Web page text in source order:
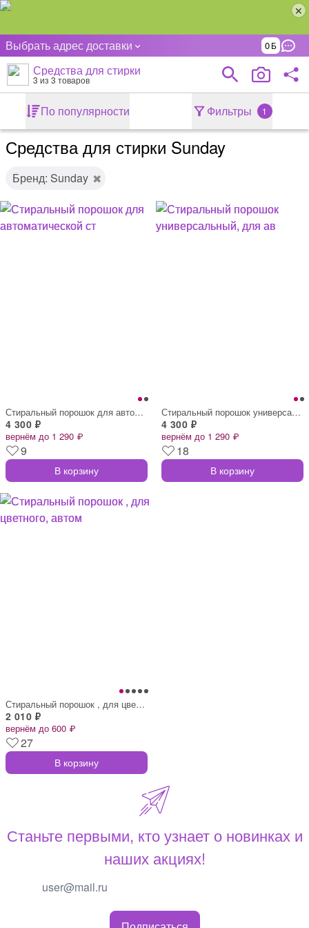
Выбрать адрес доставки 0
Средства для стирки
3 из 3 товаров
По популярности Фильтры 1
Средства для стирки Sunday
Бренд: Sunday
Стиральный порошок для автоматической ст
4 300 ₽
вернём до 1 290 ₽
9
В корзину
Стиральный порошок универсальный, для ав
4 300 ₽
вернём до 1 290 ₽
18
В корзину
Стиральный порошок , для цветного, автом
2 010 ₽
вернём до 600 ₽
27
В корзину
Станьте первыми, кто узнает о новинках и
наших акциях!